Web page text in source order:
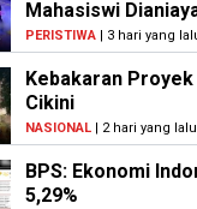
Mahasiswi
PERISTIWA| 3 hari yang
Kebakaran
Cikini
NASIONAL| 2 hari yang lalu
BPS: Ekonomi
5,29%